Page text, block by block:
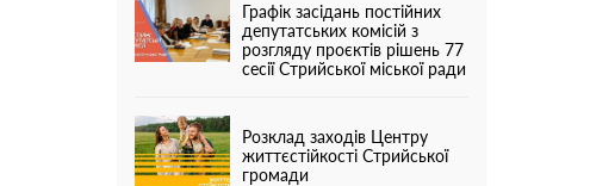
Графік засідань постійних
депутатських комісій з
розгляду проєктів рішень 77
сесії Стрийської міської ради
Розклад заходів Центру
життєстійкості Стрийської
громади